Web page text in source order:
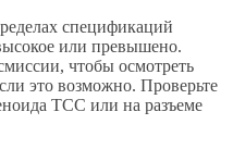
спецификаций
или превышено.
чтобы осмотреть
это возможно. Проверьте
TCC или на разъеме